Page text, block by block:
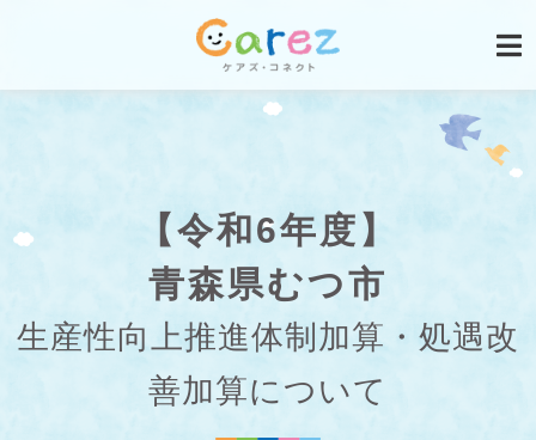
【令和6年度】
青森県むつ市
生産性向上推進体制加算・処遇改
善加算について